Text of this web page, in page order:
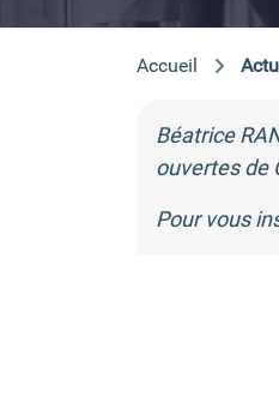
Accueil
Béatrice
ouvertes de
Pour vous